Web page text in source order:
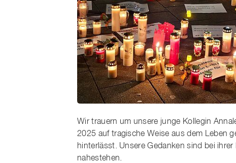
Wir trauern um unsere junge Kollegin
2025 auf tragische Weise aus dem Leben
hinterlässt. Unsere Gedanken sind bei
nahestehen.